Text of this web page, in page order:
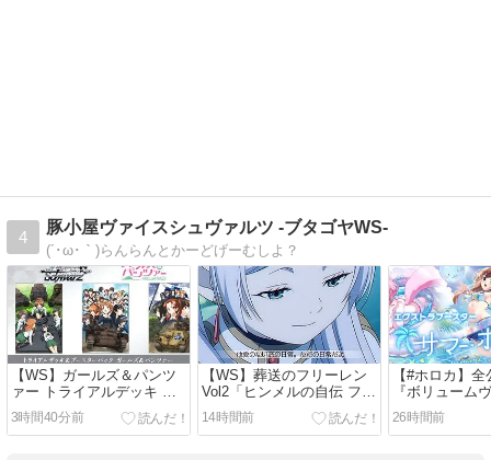
4
豚小屋ヴァイスシュヴァルツ -ブタゴヤWS-
(´･ω･｀)らんらんとかーどげーむしよ？
【WS】ガールズ＆パンツ
ァー トライアルデッキ 大
洗女子学園/無限軌道杯 駿
河屋20%OFFにて予約開始
3時間40分前
【WS】葬送のフリーレン
Vol2「ヒンメルの自伝 フリ
ーレン」「受け継ぐ心 フリ
ーレン」「隕鉄鳥の捕獲 フ
リーレン」「高い買い物 フ
14時間前
【#ホロカ】
『ボリューム
ス/サマーホロ
26時間前